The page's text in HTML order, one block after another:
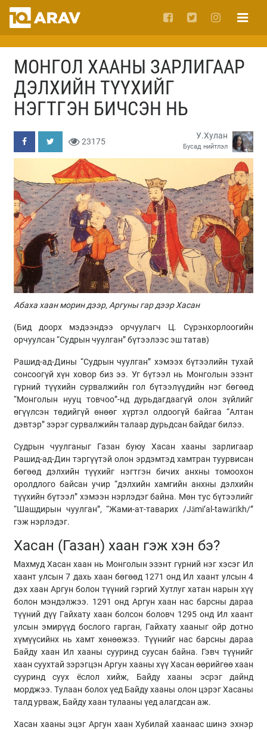
МОНГОЛ ХААНЫ ЗАРЛИГААР
ДЭЛХИЙН ТҮҮХИЙГ
НЭГТГЭН БИЧСЭН НЬ
23175
У.Хулан
Бусад нийтлэл
Абаха хаан морин дээр, Аргуны гар дээр Хасан
(Бид доорх мэдээндээ орчуулагч Ц. Сүрэнхорлоогийн
орчуулсан “Судрын чуулган” бүтээлээс эш татав)
Рашид-ад-Дины “Судрын чуулган” хэмээх бүтээлийн тухай
сонсоогүй хүн ховор биз ээ. Уг бүтээл нь Монголын эзэнт
гүрний түүхийн сурвалжийн гол бүтээлүүдийн нэг бөгөөд
“Монголын нууц товчоо”-нд дурьдагдаагүй олон зүйлийг
өгүүлсэн төдийгүй өнөөг хүртэл олдоогүй байгаа “Алтан
дэвтэр” зэрэг сурвалжийн талаар дурьдсан байдаг билээ.
Судрын чуулганыг Газан буюу Хасан хааны зарлигаар
Рашид-ад-Дин тэргүүтэй олон эрдэмтэд хамтран туурвисан
бөгөөд дэлхийн түүхийг нэгтгэн бичих анхны томоохон
оролдлого байсан учир “дэлхийн хамгийн анхны дэлхийн
түүхийн бүтээл” хэмээн нэрлэдэг байна. Мөн тус бүтээлийг
“Шашдирын чуулган”, “Жами-ат-таварих /Jāmi’al-tawārīkh/”
гэж нэрлэдэг.
Хасан (Газан) хаан гэж хэн бэ?
Махмуд Хасан хаан нь Монголын эзэнт гүрний нэг хэсэг Ил
хаант улсын 7 дахь хаан бөгөөд 1271 онд Ил хаант улсын 4
дэх хаан Аргун болон түүний гэргий Хутлуг хатан нарын хүү
болон мэндэлжээ. 1291 онд Аргун хаан нас барсны дараа
түүний дүү Гайхату хаан болсон боловч 1295 онд Ил хаант
улсын эмирүүд бослого гарган, Гайхату хааныг ойр дотно
хүмүүсийнх нь хамт хөнөөжээ. Түүнийг нас барсны дараа
Байду хаан Ил хааны сууринд суусан байна. Гэвч түүнийг
хаан суухтай зэрэгцэн Аргун хааны хүү Хасан өөрийгөө хаан
сууринд суух ёслол хийж, Байду хааны эсрэг дайнд
морджээ. Тулаан болох үед Байду хааны олон цэрэг Хасаны
талд урваж, Байду хаан тулааны үед алагдсан аж.
Хасан хааны эцэг Аргун хаан Хубилай хаанаас шинэ эхнэр